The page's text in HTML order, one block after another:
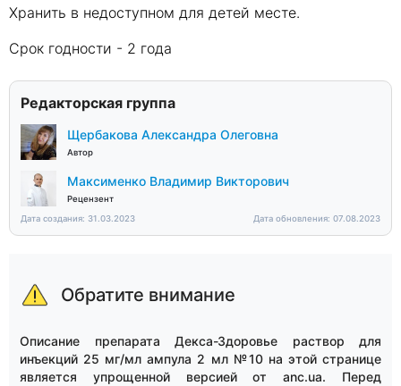
Хранить в недоступном для детей месте.
Срок годности - 2 года
Редакторская группа
Щербакова Александра Олеговна
Автор
Максименко Владимир Викторович
Рецензент
Дата создания: 31.03.2023
Дата обновления: 07.08.2023
Обратите внимание
Описание препарата Декса-Здоровье раствор для
инъекций 25 мг/мл ампула 2 мл №10 на этой странице
является упрощенной версией от anc.ua. Перед